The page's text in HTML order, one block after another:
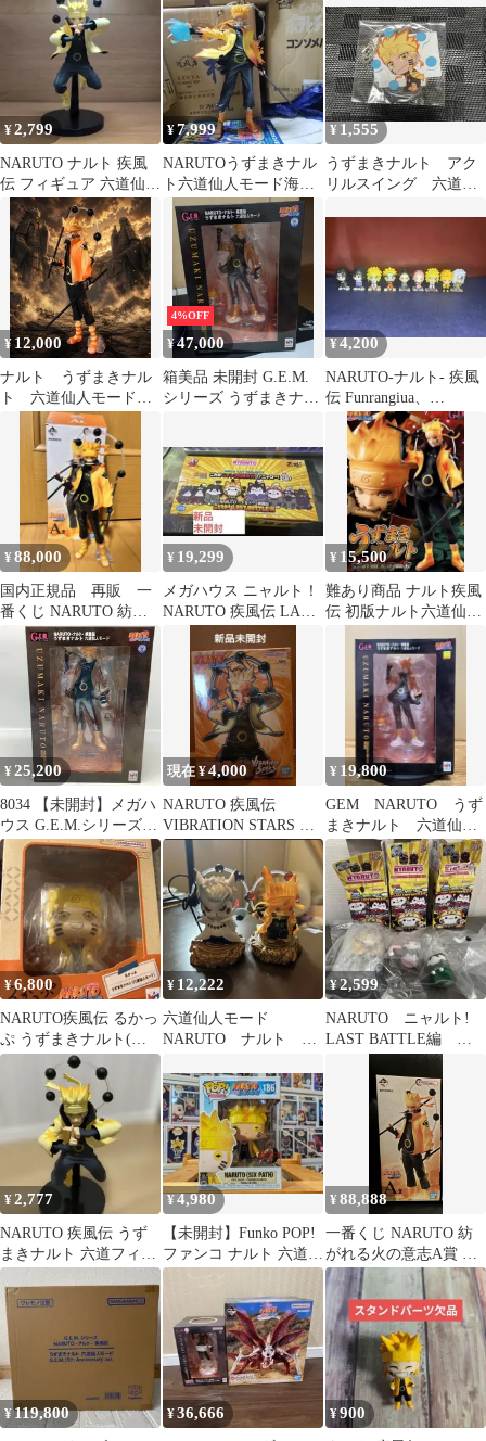
ド(再販)
¥2,799
NARUTO ナルト 疾風
伝 フィギュア 六道仙人
モード
¥7,999
NARUTOうずまきナル
ト六道仙人モード海外
ガレキフィギュア現状
品希少最終値下げ
¥ 1,555
うずまきナルト アク
リルスイング 六道仙
¥12,000
ナルト うずまきナル
ト 六道仙人モード
25.5cm 海外フィギュア
4%OFF
¥47,000
箱美品 未開封 G.E.M.
シリーズ うずまきナル
¥4,200
NARUTO-ナルト- 疾風
伝 Funrangiua、
Funrangiua2
¥88,000
国内正規品 再販 一
番くじ NARUTO 紡が
れる火の意志 うずま
きナルトA賞
¥ 19,299
メガハウス ニャルト！
NARUTO 疾風伝 LAST
BATTLE編 BOX
¥ 15,500
難あり商品 ナルト疾風
伝 初版ナルト六道仙人
¥25,200
8034 【未開封】メガハ
ウス G.E.M.シリーズ
NARUTO-ナルト- 疾風
伝 うずまきナルト 六道
仙人モード フィギュア
現在 ¥4,000
NARUTO 疾風伝
VIBRATION STARS う
ずまきナルト5フィギュ
¥ 19,800
GEM NARUTO うず
まきナルト 六道仙人
モード フィギュア
¥6,800
NARUTO疾風伝 るかっ
ぷ うずまきナルト(六
道仙人モード)
¥ 12,222
六道仙人モード
NARUTO ナルト フ
¥2,599
NARUTO ニャルト!
LAST BATTLE編 う
ずまきナルト 3体セッ
¥2,777
NARUTO 疾風伝 うず
まきナルト 六道フィギ
ュア
¥4,980
【未開封】Funko POP!
ファンコ ナルト 六道仙
人モード 186
¥88,888
一番くじ NARUTO 紡
がれる火の意志A賞 う
ずまきナルト フィギュ
¥119,800 ¥36,666 ¥900